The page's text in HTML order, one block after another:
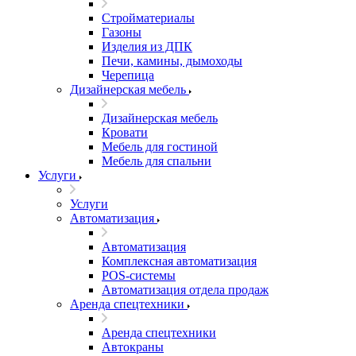
Стройматериалы
Газоны
Изделия из ДПК
Печи, камины, дымоходы
Черепица
Дизайнерская мебель
Дизайнерская мебель
Кровати
Мебель для гостиной
Мебель для спальни
Услуги
Услуги
Автоматизация
Автоматизация
Комплексная автоматизация
POS-системы
Автоматизация отдела продаж
Аренда спецтехники
Аренда спецтехники
Автокраны